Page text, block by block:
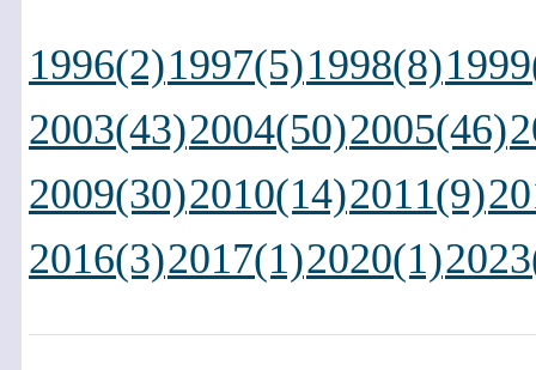
1996(2)1997(5)1998(8)
2003(43)2004(50)2005(46)
2009(30)2010(14)2011(9)
2016(3)2017(1)2020(1)